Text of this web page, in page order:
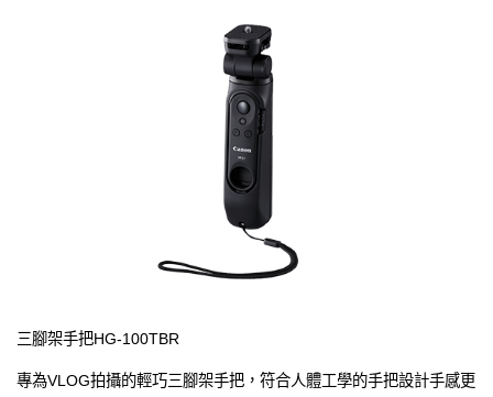
三腳架手把HG-100TBR
專為VLOG拍攝的輕巧三腳架手把，符合人體工學的手把設計手感更